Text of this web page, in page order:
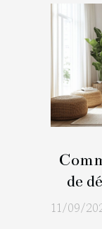
de
11/09/